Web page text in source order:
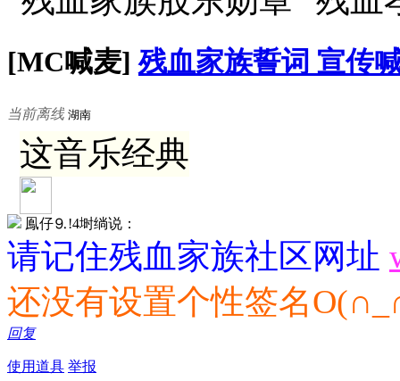
[MC喊麦]残血家族誓词 宣传
当前离线 湖南
这音乐经典
鳯仔⒐!4埘绱说：
请记住残血家族社区网址
还没有设置个性签名
回复
使用道具 举报